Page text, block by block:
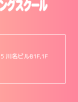
川名ビルB1F,1F